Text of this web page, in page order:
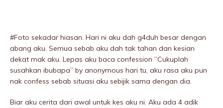
#Foto sekadar hiasan. Hari ni aku dah g4duh besar dengan
abang aku. Semua sebab aku dah tak tahan dan kesian
dekat mak aku. Lepas aku baca confession ”Cukuplah
susahkan ibubapa” by anonymous hari tu, aku rasa aku pun
nak confess sebab situasi aku sebijik sama dengan dia.
Biar aku cerita dari awal untuk kes aku ni. Aku ada 4 adik